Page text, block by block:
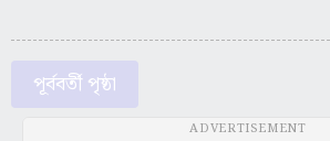
পূর্ববর্তী পৃষ্ঠা
ADVERTISEMENT